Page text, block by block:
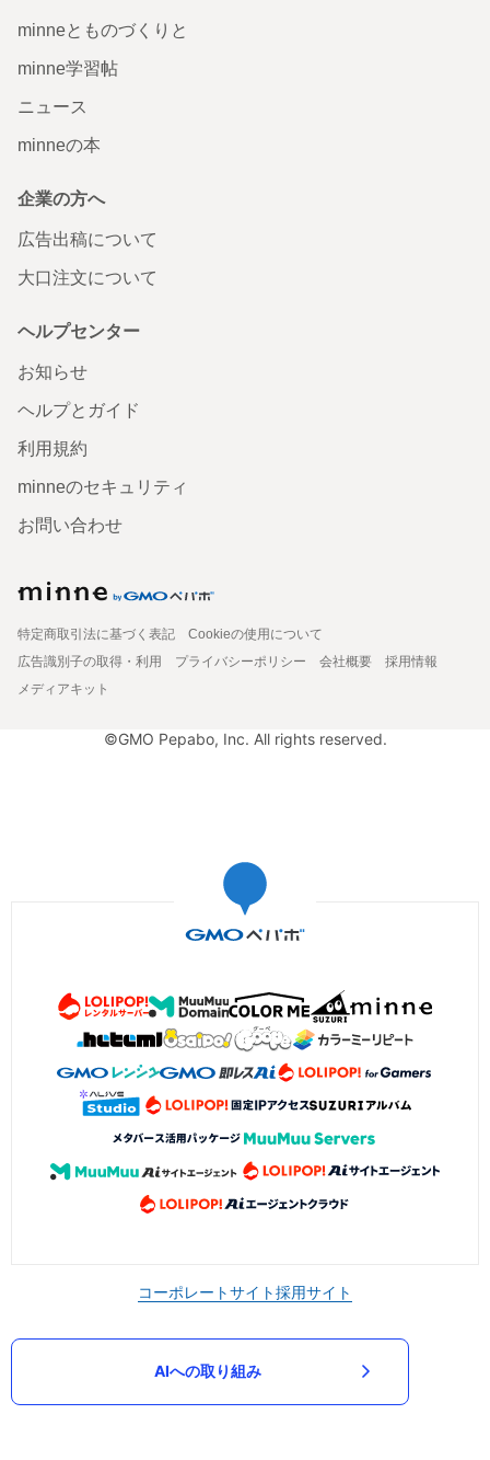
minneとものづくりと
minne学習帖
ニュース
minneの本
企業の方へ
広告出稿について
大口注文について
ヘルプセンター
お知らせ
ヘルプとガイド
利用規約
minneのセキュリティ
お問い合わせ
特定商取引法に基づく表記
Cookieの使用について
広告識別子の取得・利用
プライバシーポリシー 会社概要
採用情報
メディアキット
©GMO Pepabo, Inc. All rights reserved.
コーポレートサイト採用サイト
AIへの取り組み